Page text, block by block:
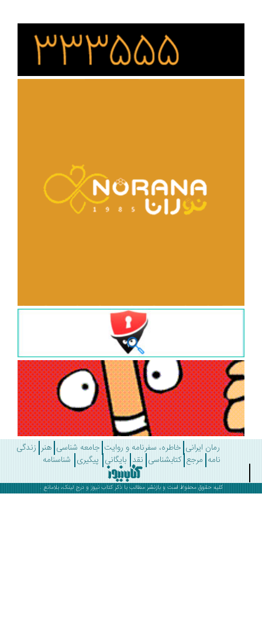
رمان ایرانی خاطره، سفرنامه و روایت جامعه شناسی هنر زندگی
مرجع کتابشناسی نقد بایگانی پیگیری شناسنامه
کلیه حقوق محفوظ است و بازنشر مطالب با ذکرکتاب نیوزو درج لینک، بلامانع .